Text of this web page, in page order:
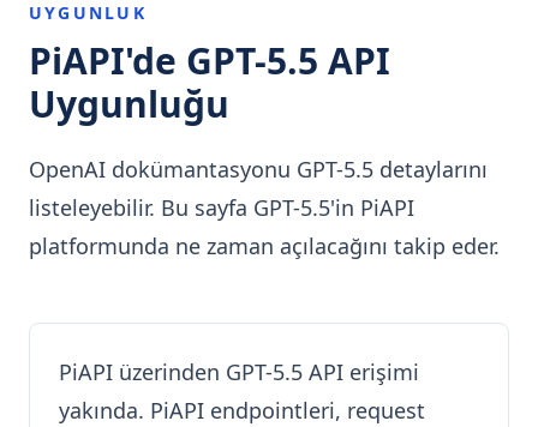
UYGUNLUK
PiAPI'de GPT-5.5 API
Uygunluğu
OpenAI dokümantasyonu GPT-5.5 detaylarını
listeleyebilir. Bu sayfa GPT-5.5'in PiAPI
platformunda ne zaman açılacağını takip eder.
PiAPI üzerinden GPT-5.5 API erişimi
yakında. PiAPI endpointleri, request